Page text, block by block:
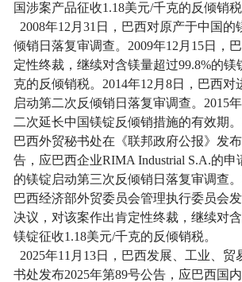
国涉案产品征收1.18美元/千克的反倾销税
2008年12 月31 日，巴西对原产于中国的
倾销日落复审调查。 2009年12 月 15日，
定性终裁，继续对含镁量超过99.8%的镁
克的反倾销税。 2014年12 月8日，巴西对
启动第二次反倾销日落复审调查。 2015年
二次延长中国镁锭反倾销措施的有效期。
巴西外贸秘书处在《联邦政府公报》发布
告，应巴西企业RIMA Industrial S.A.的申
的镁锭启动第三次反倾销日落复审调查。
巴西经济部外贸委员会管理执行委员会
决议，对该案作出肯定性终裁，继续对
镁锭征收1.18美元/千克的反倾销税。
2025年11 月 13日，巴西发展、工业、贸
书处发布2025年第89号公告，应巴西国